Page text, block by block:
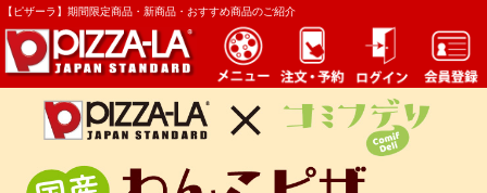
【ピザーラ】期間限定商品・新商品・おすすめ商品のご紹介